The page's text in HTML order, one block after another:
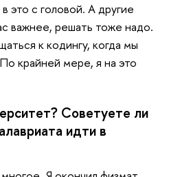
это с головой. А другие
важнее, решать тоже надо.
к кодингу, когда мы
крайней мере, я на это
Советуете ли
идти в